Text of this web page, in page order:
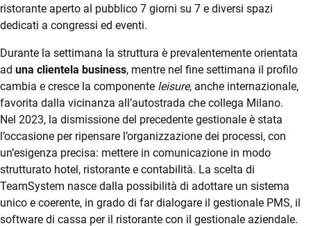
Financial Solutions
HR
Trust Services
TeamSystem Corporate
TeamSystem Store
PAGAMENTI
DIGITALI
Integrazione TS
Pay
Monetica
REVENUE
MANAGEMENT
TeamSystem AI
Revenue
Management
ristorante aperto al pubblico 7 giorni su 7 e diversi spazi
dedicati a congressi ed eventi.
Durante la settimana la struttura è prevalentemente orientata
ad una clientela business, mentre nel fine settimana il profilo
cambia e cresce la componente leisure, anche internazionale,
favorita dalla vicinanza all’autostrada che collega Milano.
Nel 2023, la dismissione del precedente gestionale è stata
l’occasione per ripensare l’organizzazione dei processi, con
un’esigenza precisa: mettere in comunicazione in modo
strutturato hotel, ristorante e contabilità. La scelta di
TeamSystem nasce dalla possibilità di adottare un sistema
unico e coerente, in grado di far dialogare il gestionale PMS, il
software di cassa per il ristorante con il gestionale aziendale.